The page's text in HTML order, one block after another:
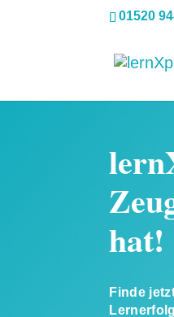
01520
hat!
Finde